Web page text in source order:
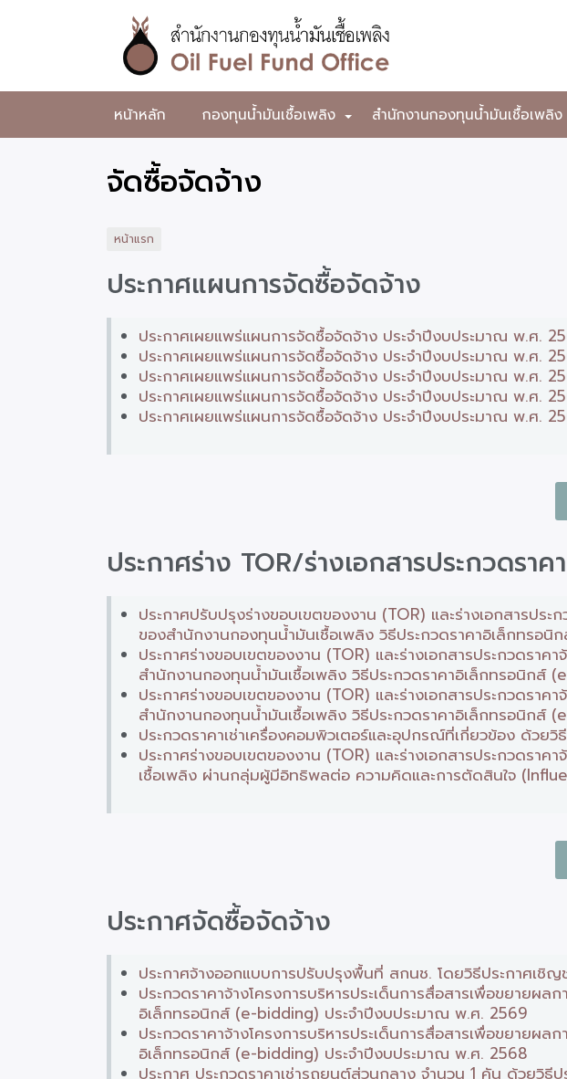
หลัก
สำนักงาน
กองทุน
น้ำมัน
เพลิง
หน้าหลัก +
กองทุนน้ำมันเชื้อเพลิง สำนักงานกองทุนน้ำมันเชื้อเพลิง
จัดซื้อจัดจ้าง
หน้าแรก
ประกาศแผนการจัดซื้อจัดจ้าง
ประกาศเผยแพร่แผนการจัดซื้อจัดจ้าง ประจำปีงบประมาณ พ.ศ.
ประกาศเผยแพร่แผนการจัดซื้อจัดจ้าง ประจำปีงบประมาณ พ.ศ.
ประกาศเผยแพร่แผนการจัดซื้อจัดจ้าง ประจำปีงบประมาณ พ.ศ.
ประกาศเผยแพร่แผนการจัดซื้อจัดจ้าง ประจำปีงบประมาณ พ.ศ.
ประกาศเผยแพร่แผนการจัดซื้อจัดจ้าง ประจำปีงบประมาณ พ.ศ.
ประกาศร่าง TOR/ร่างเอกสารประกวดราคา
ประกาศปรับปรุงร่างขอบเขตของงาน (TOR) และร่างเอกสารปร
ของสำนักงานกองทุนน้ำมันเชื้อเพลิง วิธีประกวดราคาอิเล็กทรอ
ประกาศร่างขอบเขตของงาน (TOR) และร่างเอกสารประกวดรา
สำนักงานกองทุนน้ำมันเชื้อเพลิง วิธีประกวดราคาอิเล็กทรอนิกส์
ประกาศร่างขอบเขตของงาน (TOR) และร่างเอกสารประกวดรา
สำนักงานกองทุนน้ำมันเชื้อเพลิง วิธีประกวดราคาอิเล็กทรอนิก
ประกวดราคาเช่าเครื่องคอมพิวเตอร์และอุปกรณ์ที่เกี่ยวข้อง ด้วย
ประกาศร่างขอบเขตของงาน (TOR) และร่างเอกสารประกวดรา
เชื้อเพลิง ผ่านกลุ่มผู้มีอิทธิพลต่อ ความคิดและการตัดสินใจ
ประกาศจัดซื้อจัดจ้าง
ประกาศจ้างออกแบบการปรับปรุงพื้นที่ สกนช. โดยวิธีประกาศเชิญ
ประกวดราคาจ้างโครงการบริหารประเด็นการสื่อสารเพื่อขยายผ
อิเล็กทรอนิกส์ (e-bidding) ประจำปีงบประมาณ พ.ศ. 2569
ประกวดราคาจ้างโครงการบริหารประเด็นการสื่อสารเพื่อขยายผ
อิเล็กทรอนิกส์ (e-bidding) ประจำปีงบประมาณ พ.ศ. 2568
ประกาศ ประกวดราคาเช่ารถยนต์ส่วนกลาง จำนวน 1 คัน ด้วยวิ